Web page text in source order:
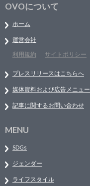
OVOについて
ホーム
運営会社
利用規約
サイトポリシー
プレスリリースはこちらへ
媒体資料および広告メニュー
記事に関するお問い合わせ
MENU
SDGs
ジェンダー
ライフスタイル